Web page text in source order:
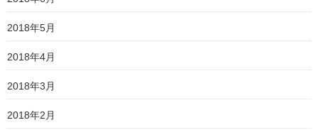
2018年5月
2018年4月
2018年3月
2018年2月